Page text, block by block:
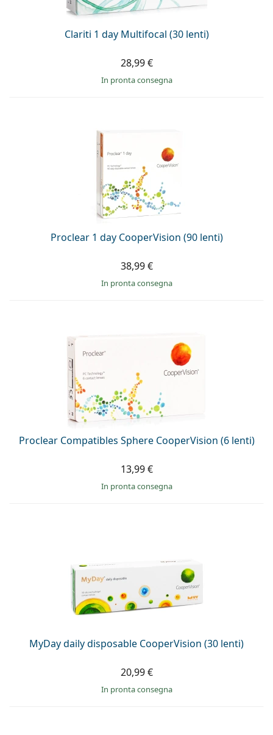
Clariti 1 day Multifocal (30 lenti)
28,99 €
in pronta consegna
Proclear 1 day CooperVision (90 lenti)
38,99 €
in pronta consegna
Proclear Compatibles Sphere CooperVision (6 lenti)
13,99 €
in pronta consegna
MyDay daily disposable CooperVision (30 lenti)
20,99 €
in pronta consegna